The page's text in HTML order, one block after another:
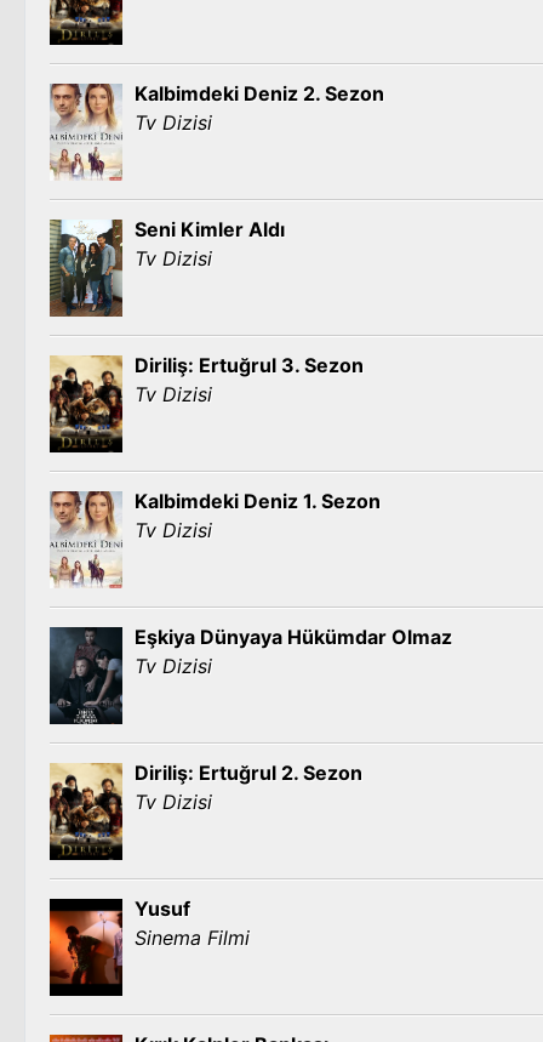
Kalbimdeki Deniz 2. Sezon
Tv Dizisi
Seni Kimler Aldı
Tv Dizisi
Diriliş: Ertuğrul 3. Sezon
Tv Dizisi
Kalbimdeki Deniz 1. Sezon
Tv Dizisi
Eşkiya Dünyaya Hükümdar Olmaz
Tv Dizisi
Diriliş: Ertuğrul 2. Sezon
Tv Dizisi
Yusuf
Sinema Filmi